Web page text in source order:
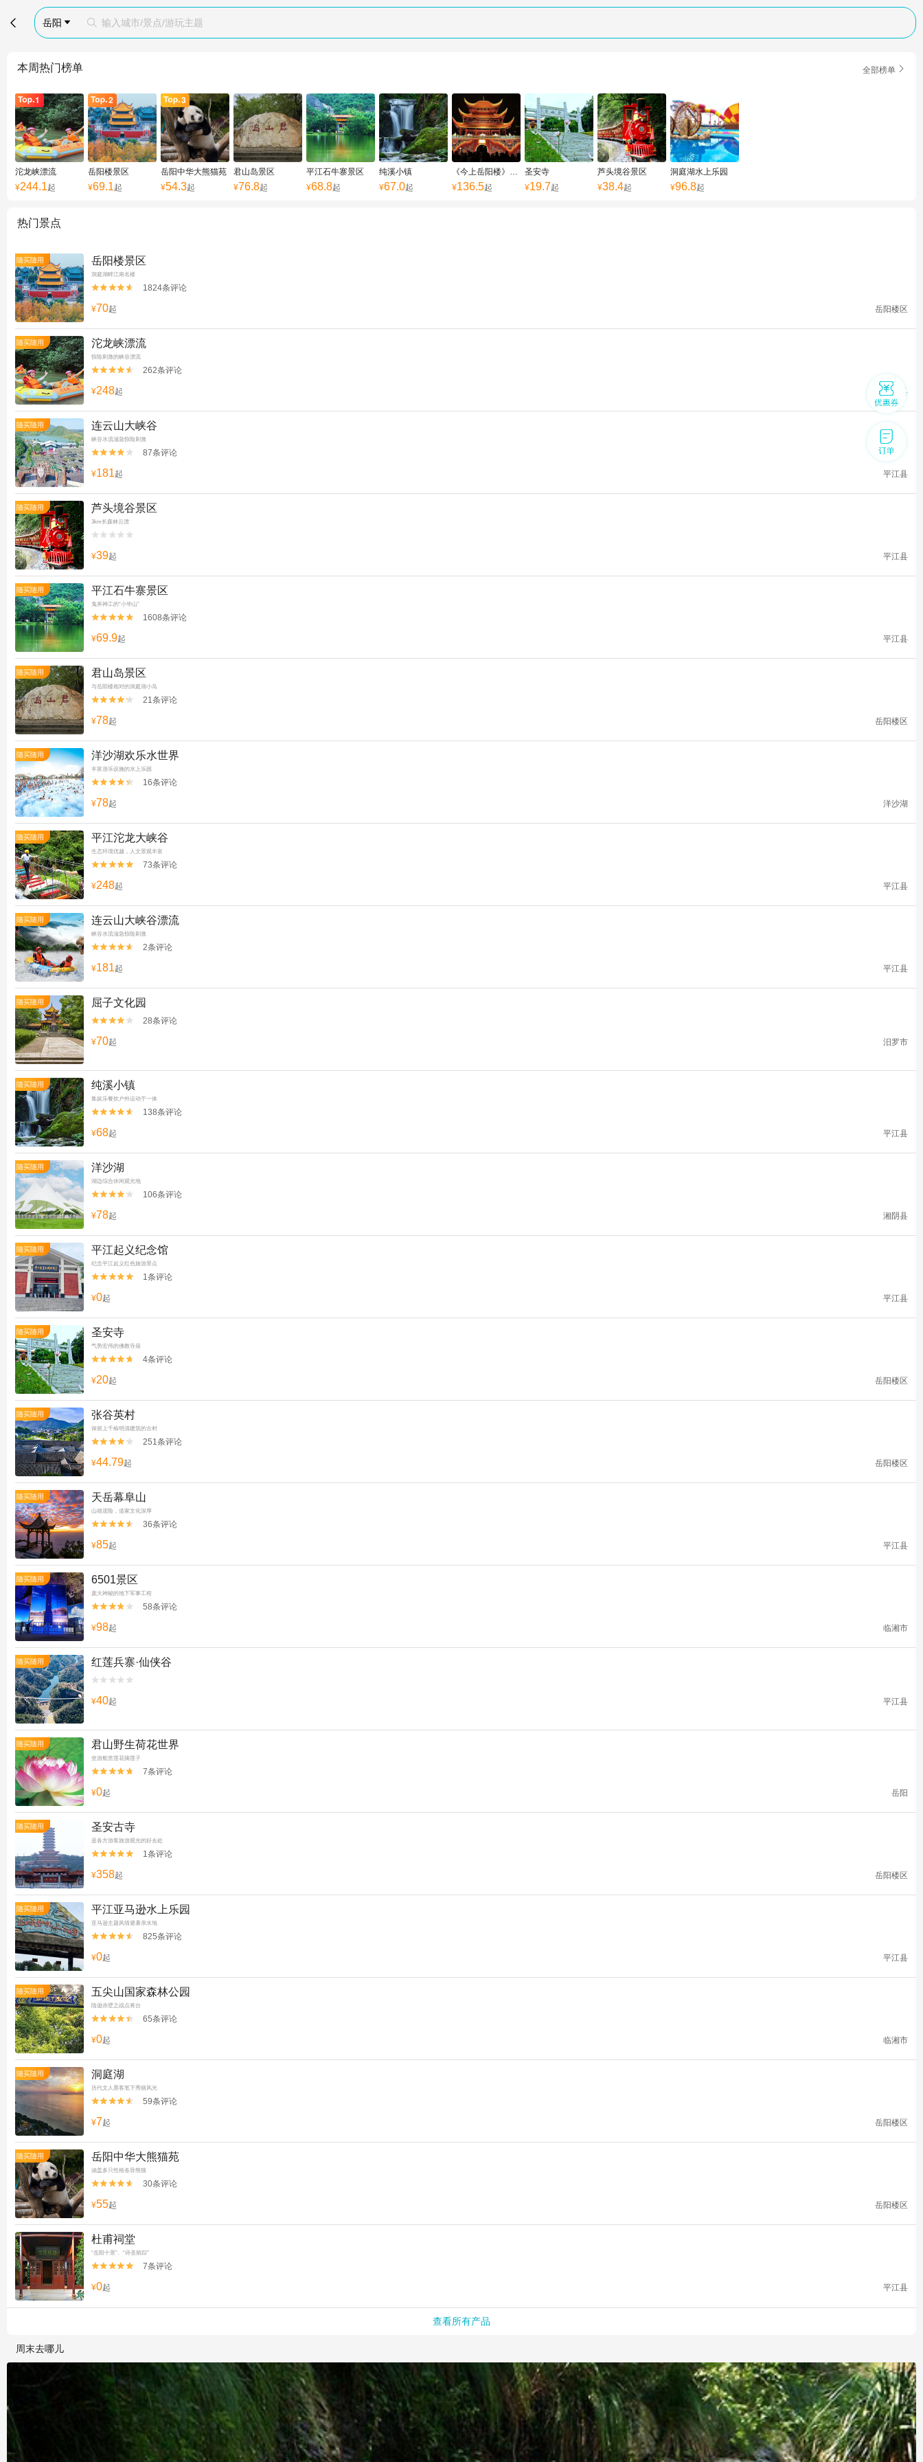
 岳阳   输入城市/景点/游玩主题
本周热门榜单 全部榜单 
沱龙峡漂流
¥244.1起
岳阳楼景区
¥69.1起
岳阳中华大熊猫苑
¥54.3起
君山岛景区
¥76.8起
平江石牛寨景区
¥68.8起
纯溪小镇
¥67.0起
《今上岳阳楼》夜游演艺
¥136.5起
圣安寺
¥19.7起
芦头境谷景区
¥38.4起
洞庭湖水上乐园
¥96.8起
热门景点
随买随用 岳阳楼景区
洞庭湖畔江南名楼

 1824条评论
¥70起 岳阳楼区
随买随用 沱龙峡漂流
惊险刺激的峡谷漂流

 262条评论
¥248起 平江县
随买随用 连云山大峡谷
峡谷水流湍急惊险刺激

 87条评论
¥181起 平江县
随买随用 芦头境谷景区
3km长森林云漂


¥39起 平江县
随买随用 平江石牛寨景区
鬼斧神工的“小华山”

 1608条评论
¥69.9起 平江县
随买随用 君山岛景区
与岳阳楼相对的洞庭湖小岛

 21条评论
¥78起 岳阳楼区
随买随用 洋沙湖欢乐水世界
丰富游乐设施的水上乐园

 16条评论
¥78起 洋沙湖
随买随用 平江沱龙大峡谷
生态环境优越，人文景观丰富

 73条评论
¥248起 平江县
随买随用 连云山大峡谷漂流
峡谷水流湍急惊险刺激

 2条评论
¥181起 平江县
随买随用 屈子文化园

 28条评论
¥70起 汨罗市
随买随用 纯溪小镇
集娱乐餐饮户外运动于一体

 138条评论
¥68起 平江县
随买随用 洋沙湖
湖边综合休闲观光地

 106条评论
¥78起 湘阴县
随买随用 平江起义纪念馆
纪念平江起义红色旅游景点

 1条评论
¥0起 平江县
随买随用 圣安寺
气势宏伟的佛教寺庙

 4条评论
¥20起 岳阳楼区
随买随用 张谷英村
保留上千栋明清建筑的古村

 251条评论
¥44.79起 岳阳楼区
随买随用 天岳幕阜山
山雄崖险，道家文化深厚

 36条评论
¥85起 平江县
随买随用 6501景区
庞大神秘的地下军事工程

 58条评论
¥98起 临湘市
随买随用 红莲兵寨·仙侠谷


¥40起 平江县
随买随用 君山野生荷花世界
坐游船赏莲花摘莲子

 7条评论
¥0起 岳阳
随买随用 圣安古寺
是各方游客旅游观光的好去处

 1条评论
¥358起 岳阳楼区
随买随用 平江亚马逊水上乐园
亚马逊主题风情避暑亲水地

 825条评论
¥0起 平江县
随买随用 五尖山国家森林公园
陆逊赤壁之战点将台

 65条评论
¥0起 临湘市
随买随用 洞庭湖
历代文人墨客笔下秀丽风光

 59条评论
¥7起 岳阳楼区
随买随用 岳阳中华大熊猫苑
涵盖多只性格各异熊猫

 30条评论
¥55起 岳阳楼区
杜甫祠堂
“岳阳十景”、“诗圣留踪”

 7条评论
¥0起 平江县
查看所有产品
周末去哪儿